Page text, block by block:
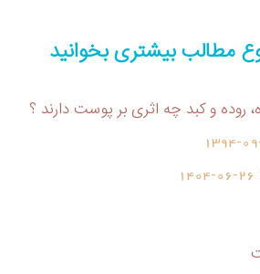
مطالب بیشتری بخوانید
روده و کبد چه اثری بر پوست دارند ؟
1394-
1404-06-26